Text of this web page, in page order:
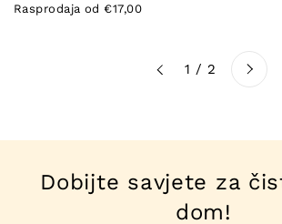
Rasprodaja od €17,00
1 / 2 Sljedeće
Dobijte savjete za
dom!